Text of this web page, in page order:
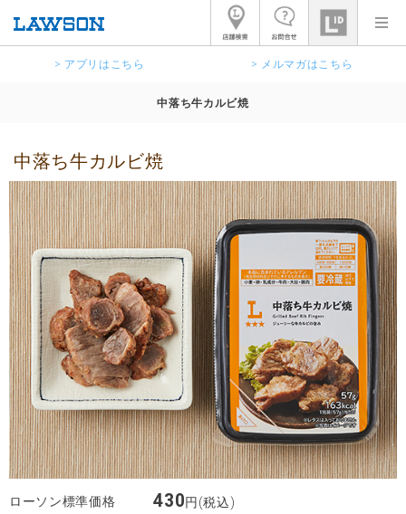
> アプリはこちら > メルマガはこちら
中落ち牛カルビ焼
中落ち牛カルビ焼
ローソン標準価格 430円(税込)